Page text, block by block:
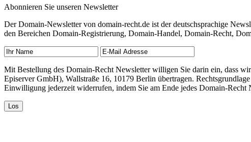
Abonnieren Sie unseren Newsletter
Der Domain-Newsletter von domain-recht.de ist der deutschsprachige
den Bereichen Domain-Registrierung, Domain-Handel, Domain-Recht,
Mit Bestellung des Domain-Recht Newsletter willigen Sie darin ein, dass
Episerver GmbH), Wallstraße 16, 10179 Berlin übertragen.
Einwilligung jederzeit widerrufen, indem Sie am Ende jedes Domain-Recht